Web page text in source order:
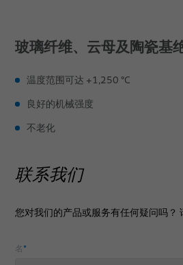
环境
活动
玻璃纤维、云母及陶瓷基
温度范围可达 +1,250 °C
良好的机械强度
不老化
联系我们
您对我们的产品或服务有任何疑问吗？
名*